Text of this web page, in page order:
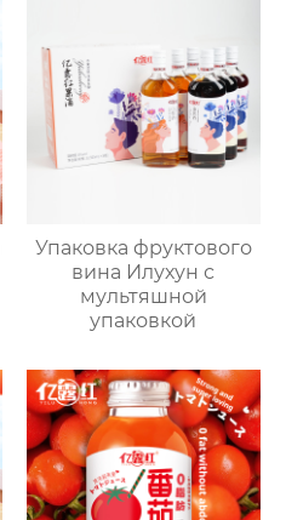
Упаковка фруктового
вина Илухун с
мультяшной
упаковкой